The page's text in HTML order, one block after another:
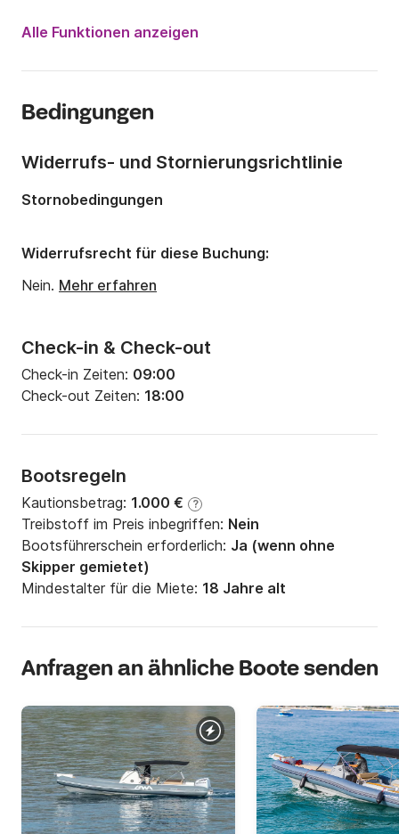
Motorleistung:
Anzahl Plätze an Bord:
Alle Funktionen anzeigen
Bedingungen
Check-in & Check-out
Check-in Zeiten: 09:00
Check-out Zeiten: 18:00
Bootsregeln
Kautionsbetrag: 1.000 € ?
Treibstoff im Preis inbegriffen: Nein
Bootsführerschein erforderlich: Ja (wenn ohne
Skipper gemietet)
Mindestalter für die Miete: 18 Jahre alt
Widerrufs- und Stornierungsrichtlinie
Stornobedingungen
Widerrufsrecht für diese Buchung:
Nein. Mehr erfahren
Anfragen an ähnliche Boote senden